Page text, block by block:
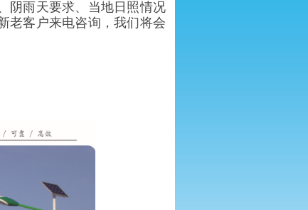
阴雨天要求、当地日照情况
老客户来电咨询，我们将会